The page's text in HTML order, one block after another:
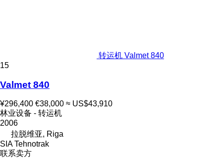
转运机 Valmet 840
15
Valmet 840
¥296,400 €38,000 ≈ US$43,910
林业设备 - 转运机
2006
拉脱维亚, Riga
SIA Tehnotrak
联系卖方